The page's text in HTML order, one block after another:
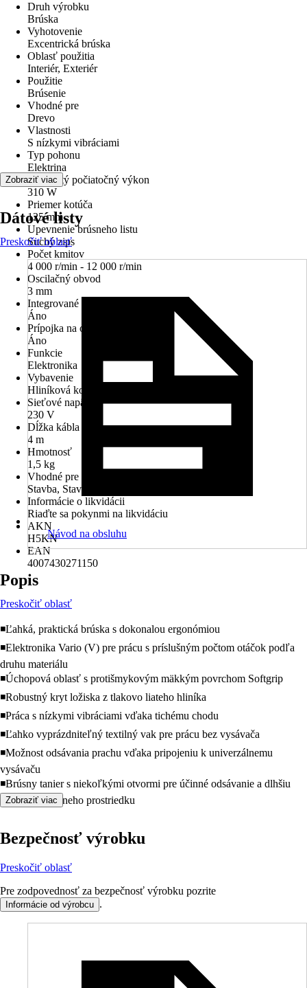
Druh výrobku
Brúska
Vyhotovenie
Excentrická brúska
Oblasť použitia
Interiér, Exteriér
Použitie
Brúsenie
Vhodné pre
Drevo
Vlastnosti
S nízkymi vibráciami
Typ pohonu
Elektrina
Menovitý počiatočný výkon
310 W
Priemer kotúča
125 mm
Upevnenie brúsneho listu
Suchý zips
Počet kmitov
4 000 r/min - 12 000 r/min
Oscilačný obvod
3 mm
Integrované odsávanie prachu
Áno
Prípojka na odsávanie prachu
Áno
Funkcie
Elektronika
Vybavenie
Hliníková konštrukcia, Softgrip
Sieťové napätie
230 V
Dĺžka kábla
4 m
Hmotnosť
1,5 kg
Vhodné pre priestory
Stavba, Stavba, Garáž, Dielňa, V dome
Informácie o likvidácii
Riaďte sa pokynmi na likvidáciu
AKN
H5KN
EAN
4007430271150
Zobraziť viac
Dátové listy
Preskočiť oblasť
Návod na obsluhu
Popis
Preskočiť oblasť
◾Ľahká, praktická brúska s dokonalou ergonómiou
◾Elektronika Vario (V) pre prácu s príslušným počtom otáčok podľa
druhu materiálu
◾Úchopová oblasť s protišmykovým mäkkým povrchom Softgrip
◾Robustný kryt ložiska z tlakovo liateho hliníka
◾Práca s nízkymi vibráciami vďaka tichému chodu
◾Ľahko vyprázdniteľný textilný vak pre prácu bez vysávača
◾Možnost odsávania prachu vďaka pripojeniu k univerzálnemu
vysávaču
◾Brúsny tanier s niekoľkými otvormi pre účinné odsávanie a dlhšiu
životnosť brúsneho prostriedku
Zobraziť viac
Bezpečnosť výrobku
Preskočiť oblasť
Pre zodpovednosť za bezpečnosť výrobku pozrite
Informácie od výrobcu .